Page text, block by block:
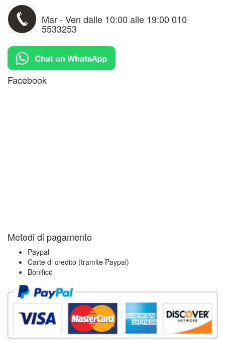
Mar - Ven dalle 10:00 alle 19:00 010
5533253
Facebook
Metodi di pagamento
Paypal
Carte di credito (tramite Paypal)
Bonifico